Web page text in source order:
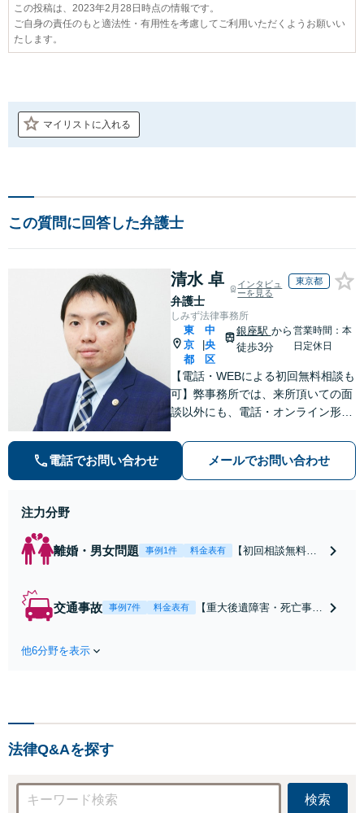
この投稿は、2023年2月28日時点の情報です。
ご自身の責任のもと適法性・有用性を考慮してご利用いただくようお願いい
たします。
マイリストに入れる
この質問に回答した弁護士
清水 卓
弁護士
インタビュ
ーを見る
東京都
しみず法律事務所
東
京
都
中
央
区
銀座駅 から
徒歩3分
営業時間：本
日定休日
【電話・WEBによる初回無料相談も
可】弊事務所では、来所頂いての面
談以外にも、電話・オンライン形式
弁護士にご相談頂くことで、今のご
不安が和らぐとともに、問題解決の
ために前に進むことができます。
電話でお問い合わせ メールでお問い合わせ
注力分野
離婚・男女問題 事例1件 料金表有
【初回相談無料】
条件で離婚ができ
交通事故 事例7件 料金表有
【重大後遺障害・死亡事案
応・納得できる解決を」
他6分野を表示
法律Q&Aを探す
検索